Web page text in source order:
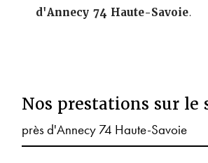
d'Annecy 74 Haute-Savoie.
Nos prestations sur le
près d'Annecy 74 Haute-Savoie